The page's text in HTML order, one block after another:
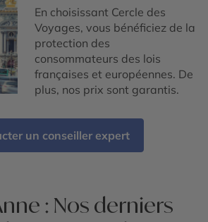
En choisissant Cercle des
Voyages, vous bénéficiez de la
protection des
consommateurs des lois
françaises et européennes. De
plus, nos prix sont garantis.
un conseiller expert
: Nos derniers